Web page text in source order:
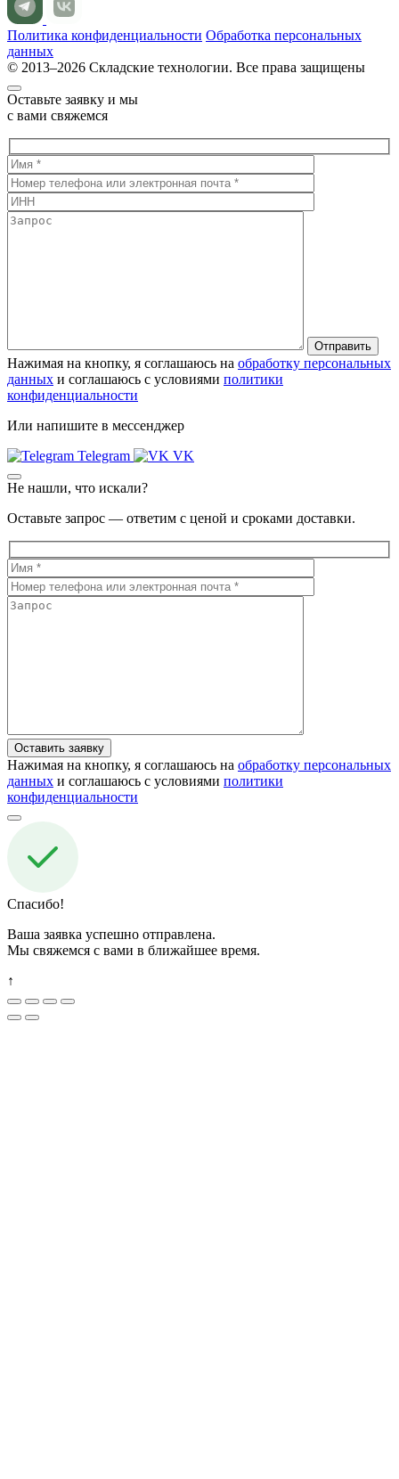
Политика конфиденциальности Обработка персональных
данных
© 2013–2026 Складские технологии. Все права защищены
Оставьте заявку и мы
с вами свяжемся
Нажимая на кнопку, я соглашаюсь на обработку персональных
данных и соглашаюсь с условиями политики
конфиденциальности
Или напишите в мессенджер
Telegram
VK
Не нашли, что искали?
Оставьте запрос — ответим с ценой и сроками доставки.
Нажимая на кнопку, я соглашаюсь на обработку персональных
данных и соглашаюсь с условиями политики
конфиденциальности
Спасибо!
Ваша заявка успешно отправлена.
Мы свяжемся с вами в ближайшее время.
↑